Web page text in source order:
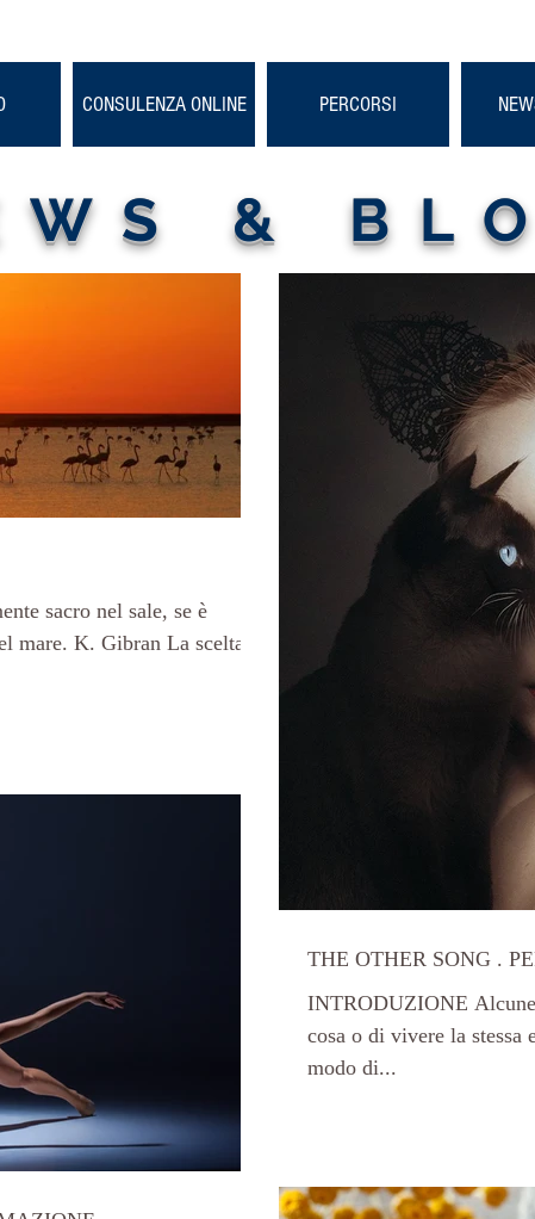
CONSULENZA ONLINE PERCORSI
&
sacro nel sale, se è
mare. K. Gibran La scelta di
THE OTHER SONG .
INTRODUZIONE Alcune
cosa o di vivere la stessa
modo di...